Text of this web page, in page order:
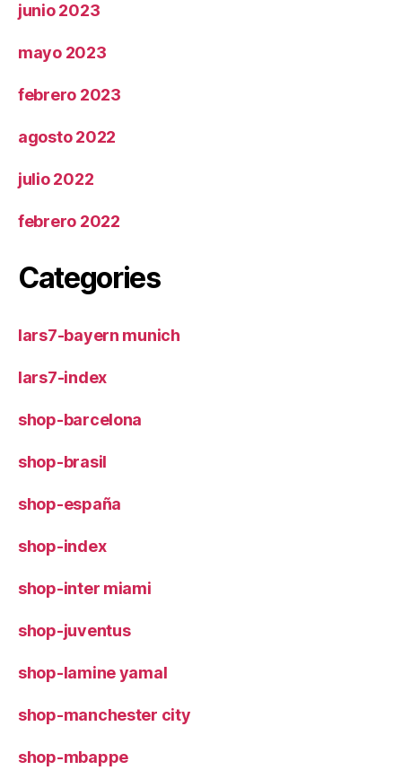
junio 2023
mayo 2023
febrero 2023
agosto 2022
julio 2022
febrero 2022
Categories
lars7-bayern munich
lars7-index
shop-barcelona
shop-brasil
shop-españa
shop-index
shop-inter miami
shop-juventus
shop-lamine yamal
shop-manchester city
shop-mbappe